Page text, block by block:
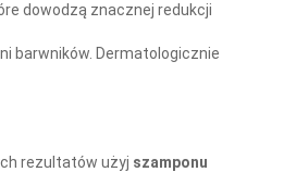
dowodzą znacznej redukcji
barwników. Dermatologicznie
rezultatów użyj szamponu